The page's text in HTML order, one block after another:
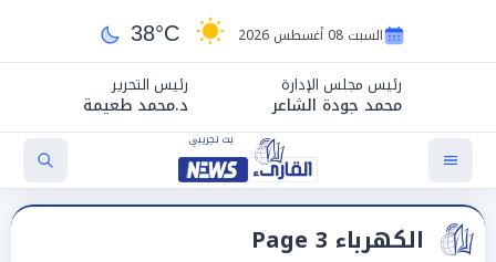
السبت 08 أغسطس 2026 38°C
رئيس مجلس الإدارة
محمد جودة الشاعر
رئيس التحرير
د.محمد طعيمة
الكهرباء Page 3